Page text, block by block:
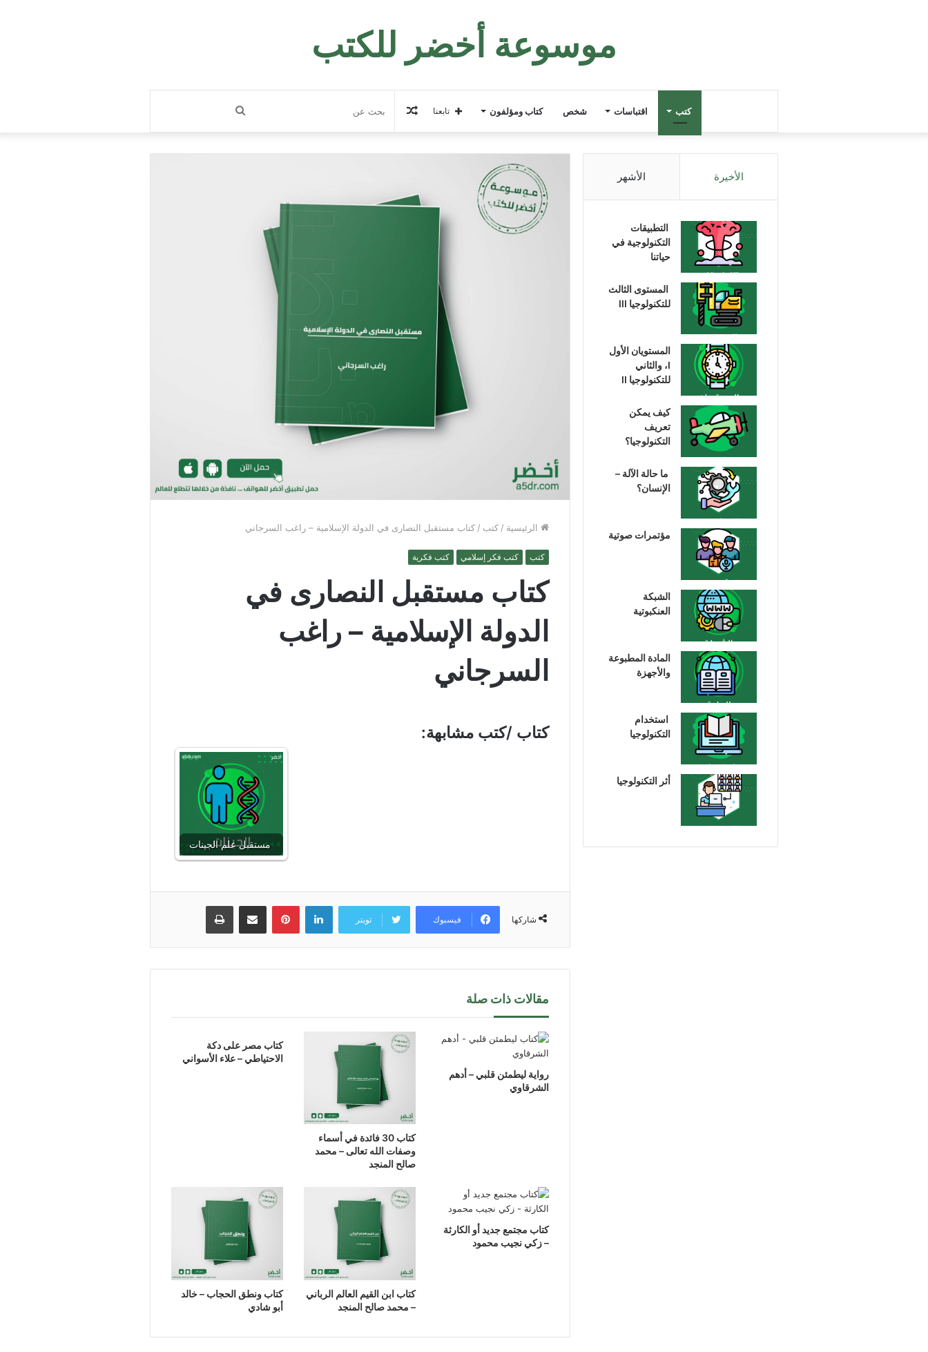
موسوعة أخضر للكتب
كتب اقتباسات شخص كتاب ومؤلفون بحث
عن
مقال
عشوائي
تابعنا
الرئيسية / كتب / كتاب مستقبل النصارى في الدولة الإسلامية – راغب السرجاني
كتب كتب فكر إسلامي كتب فكرية
كتاب مستقبل النصارى في
الدولة الإسلامية – راغب
السرجاني
كتاب /كتب مشابهة:
مستقبل علم الجينات
شاركها فيسبوك تويتر
لينكدإن بينتيريستمشاركة عبر البريد طباعة
مقالات ذات صلة
رواية ليطمئن قلبي – أدهم
الشرقاوي
كتاب 30 فائدة في أسماء
وصفات الله تعالى – محمد
صالح المنجد
كتاب مصر على دكة
الاحتياطي – علاء الأسواني
كتاب مجتمع جديد أو الكارثة
– زكي نجيب محمود
كتاب ‫ابن القيم العالم الرباني
– محمد صالح المنجد
كتاب ونطق الحجاب – خالد
أبو شادي
الأخيرة الأشهر
التطبيقات
التكنولوجية في
حياتنا
المستوى الثالث
للتكنولوجيا III
المستويان الأول
I، والثاني
للتكنولوجيا II
كيف يمكن
تعريف
التكنولوجيا؟
ما حالة الآلة –
الإنسان؟
مؤتمرات صوتية
الشبكة
العنكبوتية
المادة المطبوعة
والأجهزة
استخدام
التكنولوجيا
أثر التكنولوجيا